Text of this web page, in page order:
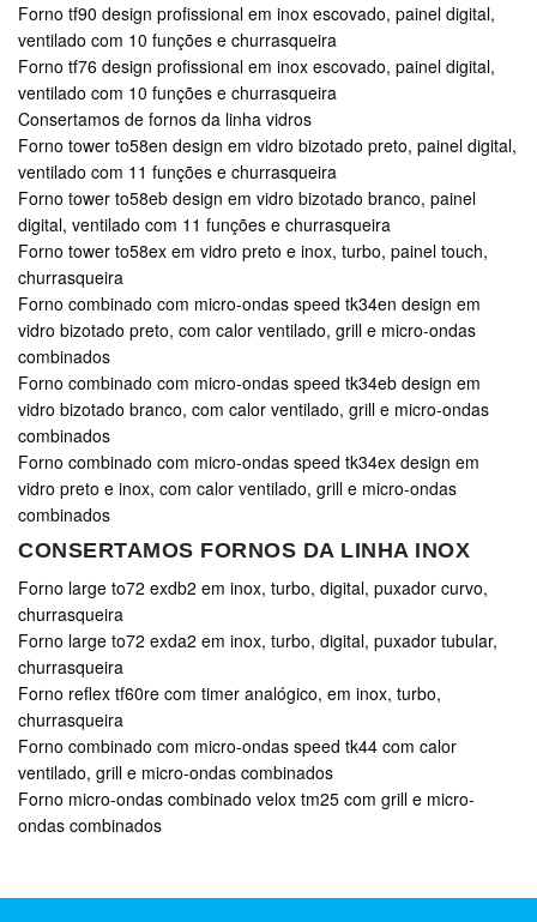
Forno tf90 design profissional em inox escovado, painel digital,
ventilado com 10 funções e churrasqueira
Forno tf76 design profissional em inox escovado, painel digital,
ventilado com 10 funções e churrasqueira
Consertamos de fornos da linha vidros
Forno tower to58en design em vidro bizotado preto, painel digital,
ventilado com 11 funções e churrasqueira
Forno tower to58eb design em vidro bizotado branco, painel
digital, ventilado com 11 funções e churrasqueira
Forno tower to58ex em vidro preto e inox, turbo, painel touch,
churrasqueira
Forno combinado com micro-ondas speed tk34en design em
vidro bizotado preto, com calor ventilado, grill e micro-ondas
combinados
Forno combinado com micro-ondas speed tk34eb design em
vidro bizotado branco, com calor ventilado, grill e micro-ondas
combinados
Forno combinado com micro-ondas speed tk34ex design em
vidro preto e inox, com calor ventilado, grill e micro-ondas
combinados
CONSERTAMOS FORNOS DA LINHA INOX
Forno large to72 exdb2 em inox, turbo, digital, puxador curvo,
churrasqueira
Forno large to72 exda2 em inox, turbo, digital, puxador tubular,
churrasqueira
Forno reflex tf60re com timer analógico, em inox, turbo,
churrasqueira
Forno combinado com micro-ondas speed tk44 com calor
ventilado, grill e micro-ondas combinados
Forno micro-ondas combinado velox tm25 com grill e micro-
ondas combinados